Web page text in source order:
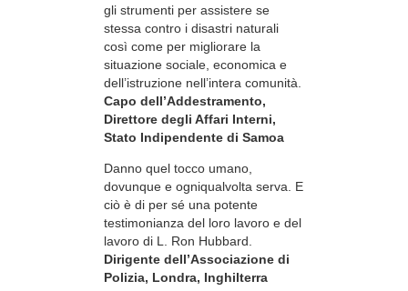
gli strumenti per assistere se
stessa contro i disastri naturali
così come per migliorare la
situazione sociale, economica e
dell’istruzione nell’intera comunità.
Capo dell’Addestramento,
Direttore degli Affari Interni,
Stato Indipendente di Samoa
Danno quel tocco umano,
dovunque e ogniqualvolta serva. E
ciò è di per sé una potente
testimonianza del loro lavoro e del
lavoro di L. Ron Hubbard.
Dirigente dell’Associazione di
Polizia, Londra, Inghilterra